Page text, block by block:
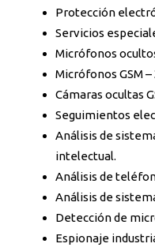
Protección
Servicios
Micrófonos
Micrófonos GSM –
Cámaras ocultas
Seguimientos
Análisis de
intelectual.
Análisis de
Análisis de
Detección de
Espionaje